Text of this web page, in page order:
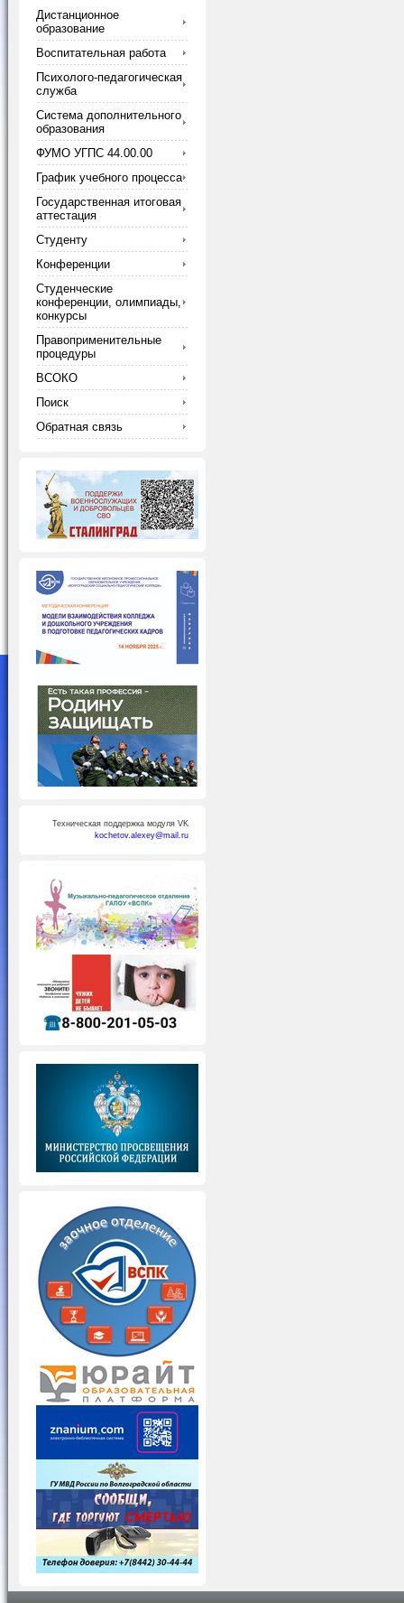
Дистанционное
образование
Воспитательная работа
Психолого-педагогическая
служба
Система дополнительного
образования
ФУМО УГПС 44.00.00
График учебного процесса
Государственная итоговая
аттестация
Студенту
Конференции
Студенческие
конференции, олимпиады,
конкурсы
Правоприменительные
процедуры
ВСОКО
Поиск
Обратная связь
Техническая поддержка модуля VK
kochetov.alexey@mail.ru